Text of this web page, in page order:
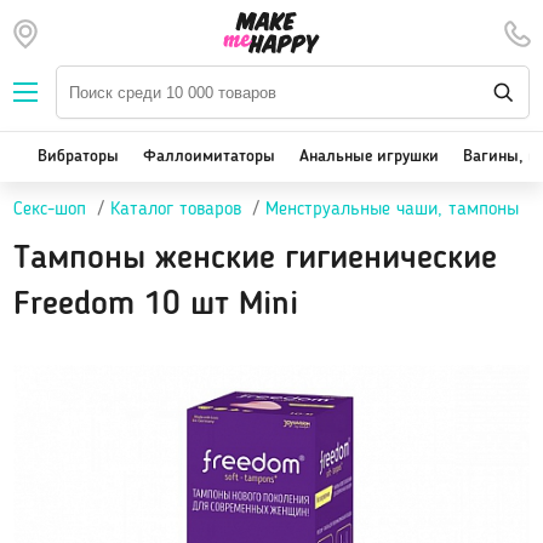
Вибраторы
Вакуум-волновые стимуляторы клитора
Реалистичные
Клиторальные вибраторы, вибропули
Вибраторы Фаллоимитаторы Анальные игрушки Вагины,
Секс-шоп Каталог товаров Менструальные чаши, тампоны
Тампоны женские гигиенические
Freedom 10 шт Mini